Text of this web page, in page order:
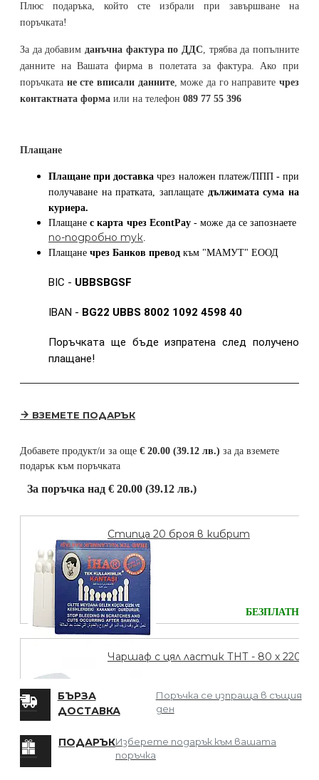
Плюс подаръка, който сте избрали при завършване на
поръчката!
За да добавим данъчна фактура по ДДС, трябва да попълните
данните на Вашата фирма в полетата за фактура. Ако при
поръчката не сте вписали данните, може да го направитечрез
контактната форма или на телефон 089 77 55 396
Плащане
Плащане при доставка чрез наложен платеж/ППП - при
получаване на пратката, заплащате дължимата сума на
куриера.
Плащанес карта чрез EcontPay- може да се запознаете
по-подробно тук.
Плащане чрез Банков превод към "МАМУТ" ЕООД
BIC - UBBSBGSF
IBAN - BG22 UBBS 8002 1092 4598 40
Поръчката ще бъде изпратена след получено
плащане!
ВЗЕМЕТЕ ПОДАРЪК
Добавете продукт/и за още € 20.00 (39.12 лв.) за да вземете
подарък към поръчката
За поръчка над € 20.00 (39.12 лв.)
Стипца 20 броя в кибрит
БЕЗПЛАТНО
Чаршаф с цял ластик ТНТ - 80 х 220
БЪРЗА
ДОСТАВКА
Поръчка се изпраща в същия
ден
ПОДАРЪКИзберете подарък към вашата
поръчка